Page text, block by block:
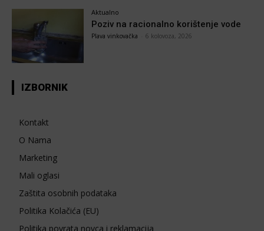
Aktualno
Poziv na racionalno korištenje vode
Plava vinkovačka 6 kolovoza, 2026
IZBORNIK
Kontakt
O Nama
Marketing
Mali oglasi
Zaštita osobnih podataka
Politika Kolačića (EU)
Politika povrata novca i reklamacija